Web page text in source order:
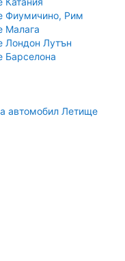
Фиумичино, Рим
Малага
Лондон Лутън
Барселона
автомобил Летище